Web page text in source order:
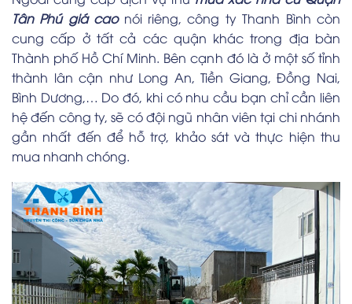
Tân Phú giá caonói riêng, công ty Thanh Bình còn
cung cấp ở tất cả các quận khác trong địa bàn
Thành phố Hồ Chí Minh. Bên cạnh đó là ở một số tỉnh
thành lân cận như Long An, Tiền Giang, Đồng Nai,
Bình Dương,… Do đó, khi có nhu cầu bạn chỉ cần liên
hệ đến công ty, sẽ có đội ngũ nhân viên tại chi nhánh
gần nhất đến để hỗ trợ, khảo sát và thực hiện thu
mua nhanh chóng.